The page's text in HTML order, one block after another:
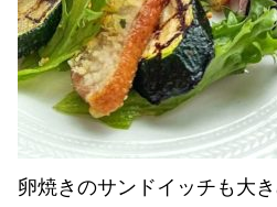
卵焼きのサンドイッチも大き